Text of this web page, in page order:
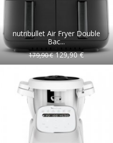
nutribullet Air Fryer Double
Bac...
179,90 € 129,90 €